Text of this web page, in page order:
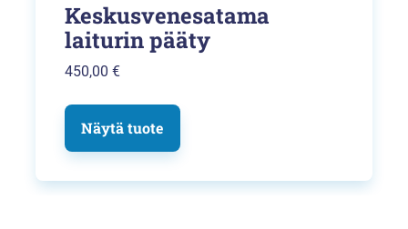
Keskusvenesatama
laiturin pääty
450,00 €
Näytä tuote